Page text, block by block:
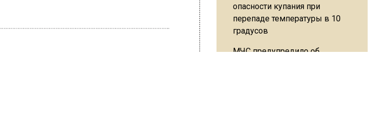
МЧС предупредило об